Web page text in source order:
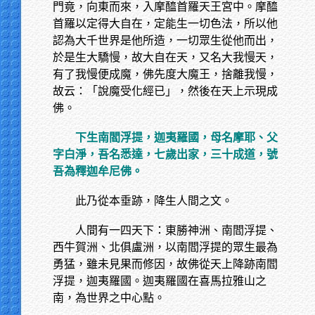
門竟，向東而來，入摩醯首羅天王宮中。摩醯
首羅以定得大自在，定能生一切色法，所以他
認為大千世界是他所造，一切眾生從他而出，
於是生大驕慢，故大自在天，又名大我慢天，
有了我慢便成魔，佛先度大魔王，捨離我慢，
故云：「說魔受化經已」，然後在天上示現成
佛。
下生南閻浮提，迦夷羅國，母名摩耶、父
字白淨，吾名悉達，七歲出家，三十成道，號
吾為釋迦牟尼佛。
此乃從本垂跡，降生人間之文。
人間有一四天下：東勝神洲、南閻浮提、
西牛賀洲、北俱盧洲，以南閻浮提的眾生最為
勇猛，雖未見果而修因，故佛從天上降跡南閻
浮提，迦夷羅國。迦夷羅國在喜馬拉雅山之
南，為世界之中心點。